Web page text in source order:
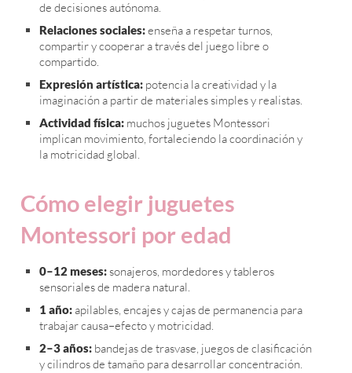
de decisiones autónoma.
Relaciones sociales:enseña a respetar turnos,
compartir y cooperar a través del juego libre o
compartido.
Expresión artística: potencia la creatividad y la
imaginación a partir de materiales simples y realistas.
Actividad física: muchos juguetes Montessori
implican movimiento, fortaleciendo la coordinación y
la motricidad global.
Cómo elegir juguetes
Montessori por edad
0–12 meses: sonajeros, mordedores y tableros
sensoriales de madera natural.
1 año:apilables, encajes y cajas de permanencia para
trabajar causa–efecto y motricidad.
2–3 años: bandejas de trasvase, juegos de clasificación
y cilindros de tamaño para desarrollar concentración.